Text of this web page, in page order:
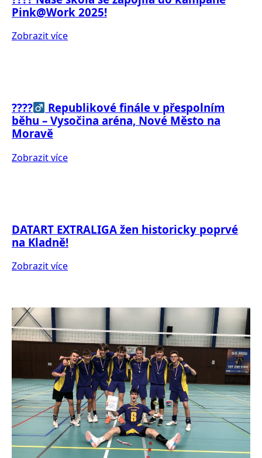
Pink@Work 2025!
Zobrazit více
????‍
Republikové finále v přespolním
běhu – Vysočina aréna, Nové Město na
Moravě
Zobrazit více
DATART EXTRALIGA žen historicky poprvé
na Kladně!
Zobrazit více